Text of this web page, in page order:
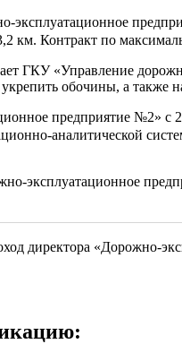
эксплуатационное
км. Контракт по
ГКУ «Управление
обочины, а также
предприятие №2» с
аналитической
эксплуатационное
директора «Дорожно-